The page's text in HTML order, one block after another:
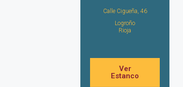
Calle Cigueña, 46
Logroño
Rioja
Ver
Estanco